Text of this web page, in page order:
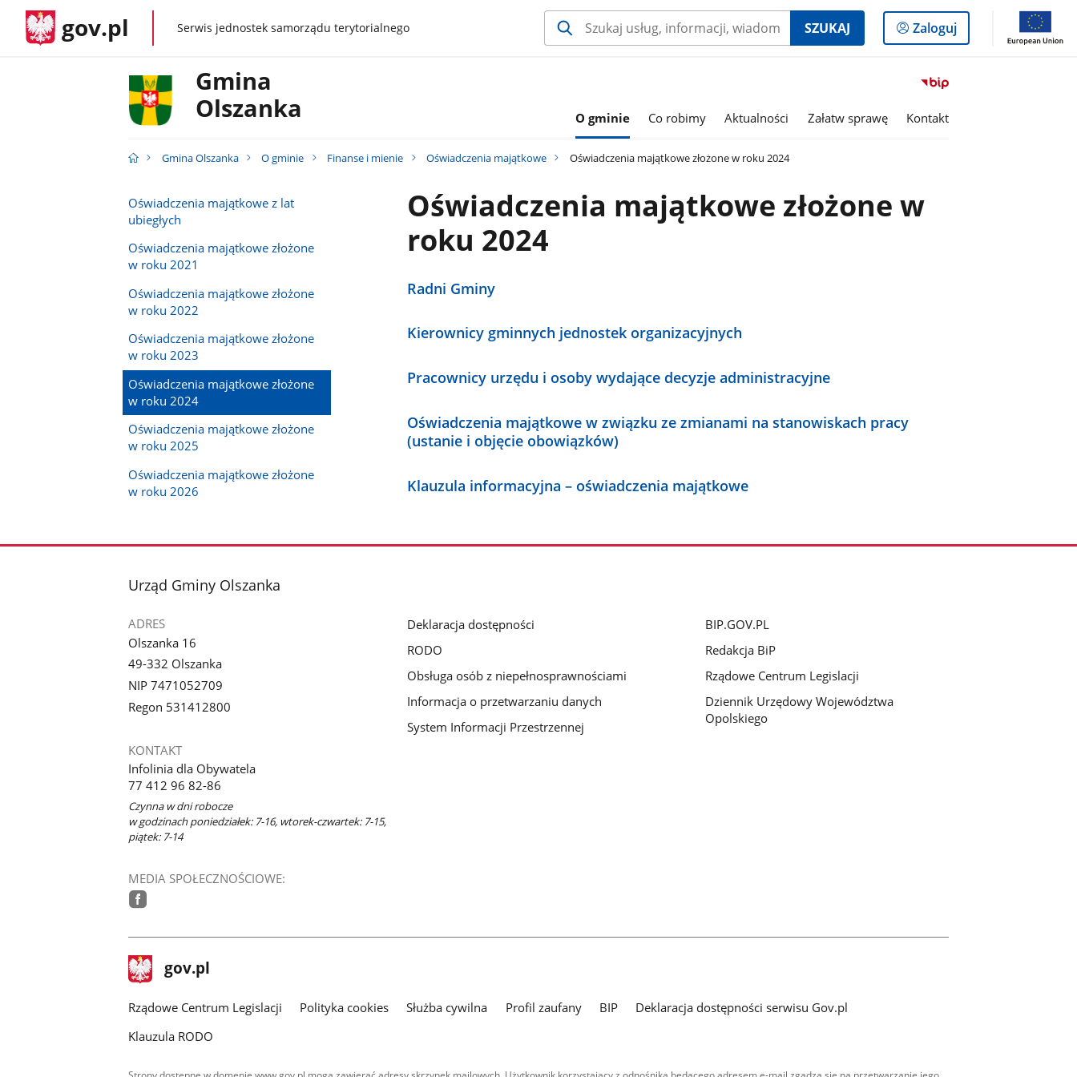
gov.pl gov.plSerwis jednostek samorządu terytorialnego SZUKAJ
Logowanie
do
Zaloguj
Przejdź
serwisu
Olszanka
Gmina
Olszanka
O gminie Co robimy Aktualności Załatw sprawę Kontakt
Gmina Olszanka O gminie Finanse i mienie Oświadczenia majątkowe Oświadczenia majątkowe złożone w roku 2024
Oświadczenia majątkowe z lat
ubiegłych
Oświadczenia majątkowe złożone
w roku 2021
Oświadczenia majątkowe złożone
w roku 2022
Oświadczenia majątkowe złożone
w roku 2023
Oświadczenia majątkowe złożone
w roku 2024
Oświadczenia majątkowe złożone
w roku 2025
Oświadczenia majątkowe złożone
w roku 2026
Oświadczenia majątkowe złożone w
roku 2024
Radni Gminy
Kierownicy gminnych jednostek organizacyjnych
Pracownicy urzędu i osoby wydające decyzje administracyjne
Oświadczenia majątkowe w związku ze zmianami na stanowiskach pracy
(ustanie i objęcie obowiązków)
Klauzula informacyjna – oświadczenia majątkowe
stopka
Urząd Gminy Olszanka
ADRES
Olszanka 16
49-332 Olszanka
NIP 7471052709
Regon 531412800
KONTAKT
Infolinia dla Obywatela
77 412 96 82-86
Czynna w dni robocze
w godzinach poniedziałek: 7-16, wtorek-czwartek: 7-15,
piątek: 7-14
MEDIA SPOŁECZNOŚCIOWE:
Deklaracja dostępności
RODO
Obsługa osób z niepełnosprawnościami
Informacja o przetwarzaniu danych
System Informacji Przestrzennej
BIP.GOV.PL
Redakcja BiP
Rządowe Centrum Legislacji
Dziennik Urzędowy Województwa
Opolskiego
stopka
gov.pl Strona
gov.pl
Rządowe Centrum Legislacji Polityka cookies Służba cywilna Profil zaufany BIP
Deklaracja dostępności serwisu Gov.pl
Klauzula RODO